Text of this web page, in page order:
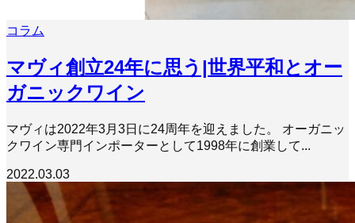
コラム
マヴィ創立24年に思う|世界平和とオー
ガニックワイン
マヴィは2022年3月3日に24周年を迎えました。 オーガニッ
クワイン専門インポーターとして1998年に創業して...
2022.03.03